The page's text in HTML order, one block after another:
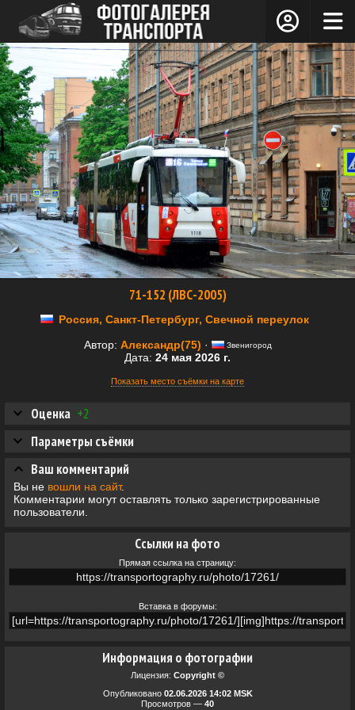
71-152 (ЛВС-2005)
Россия, Санкт-Петербург, Свечной переулок
Автор: Александр(75) · Звенигород
Дата: 24 мая 2026 г.
Показать место съёмки на карте
Информация о фотографии
Лицензия: Copyright ©
Опубликовано 02.06.2026 14:02 MSK
Просмотров — 40
Оценка +2
Ссылки на фото
Прямая ссылка на страницу:
Вставка в форумы:
Параметры съёмки
Ваш комментарий
Вы не вошли на сайт.
Комментарии могут оставлять только зарегистрированные
пользователи.